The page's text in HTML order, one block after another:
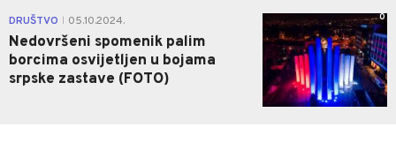
DRUŠTVO 05.10.2024.
Nedovršeni spomenik palim
borcima osvijetljen u bojama
srpske zastave (FOTO)
0